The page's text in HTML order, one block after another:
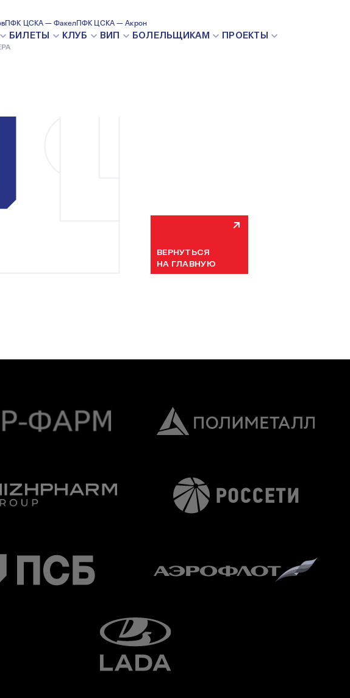
ПФК ЦСКА — ФакелПФК ЦСКА — Акрон
БИЛЕТЫ КЛУБ ВИП БОЛЕЛЬЩИКАМ ПРОЕКТЫ
ВНУТРЕННЯЯ
Мы уже устраняем неисправность,
ВЕРНУТЬСЯ
НА ГЛАВНУЮ